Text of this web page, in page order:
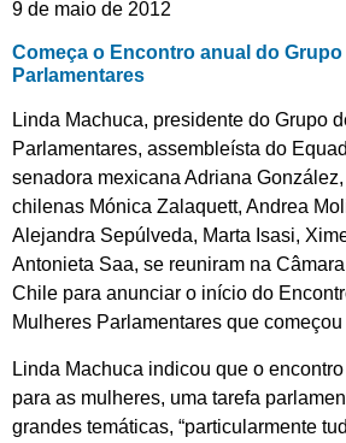
9 de maio de 2012
Começa o Encontro anual do
Parlamentares
Linda Machuca, presidente do Grupo
Parlamentares, assembleísta do
senadora mexicana Adriana
chilenas Mónica Zalaquett, Andrea
Alejandra Sepúlveda, Marta Isasi,
Antonieta Saa, se reuniram na
Chile para anunciar o início do
Mulheres Parlamentares que
Linda Machuca indicou que o
para as mulheres, uma tarefa
grandes temáticas, “particularmente